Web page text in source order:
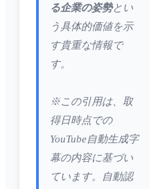
る企業の姿勢とい
う具体的価値を示
す貴重な情報で
す。
※この引用は、取
得日時点での
YouTube自動生成字
幕の内容に基づい
ています。自動認